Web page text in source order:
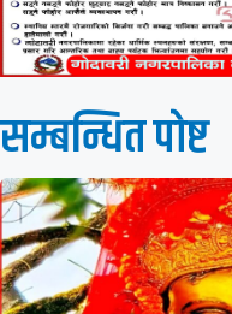
सम्बन्धित पाेष्ट